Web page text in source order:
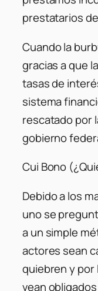
prestatarios
Cuando la
gracias a que
tasas de
sistema
rescatado por
gobierno
Cui Bono
Debido a los
uno se
a un simple
actores sean
quiebren y por
vean